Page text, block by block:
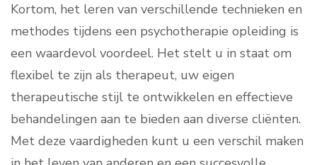
Kortom, het leren van verschillende technieken en
methodes tijdens een psychotherapie opleiding is
een waardevol voordeel. Het stelt u in staat om
flexibel te zijn als therapeut, uw eigen
therapeutische stijl te ontwikkelen en effectieve
behandelingen aan te bieden aan diverse cliënten.
Met deze vaardigheden kunt u een verschil maken